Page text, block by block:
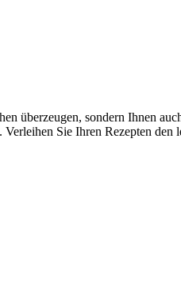
überzeugen, sondern Ihnen
Sie Ihren Rezepten